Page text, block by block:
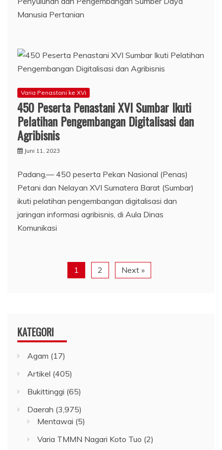
Manusia Pertanian
Varia Penastani ke XVi
450 Peserta Penastani XVI Sumbar Ikuti
Pelatihan Pengembangan Digitalisasi dan
Agribisnis
Juni 11, 2023
Padang,— 450 peserta Pekan Nasional (Penas)
Petani dan Nelayan XVI Sumatera Barat (Sumbar)
ikuti pelatihan pengembangan digitalisasi dan
jaringan informasi agribisnis, di Aula Dinas
Komunikasi
1 2 Next »
KATEGORI
Agam (17)
Artikel (405)
Bukittinggi (65)
Daerah (3,975)
Mentawai (5)
Varia TMMN Nagari Koto Tuo (2)